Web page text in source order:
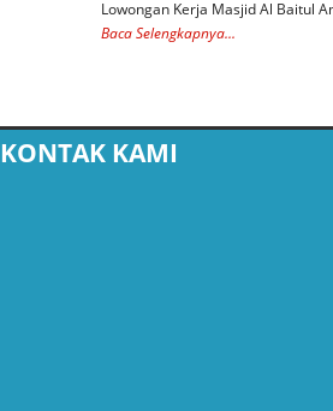
Lowongan Kerja Masjid Al Baitul
Baca Selengkapnya...
KONTAK KAMI